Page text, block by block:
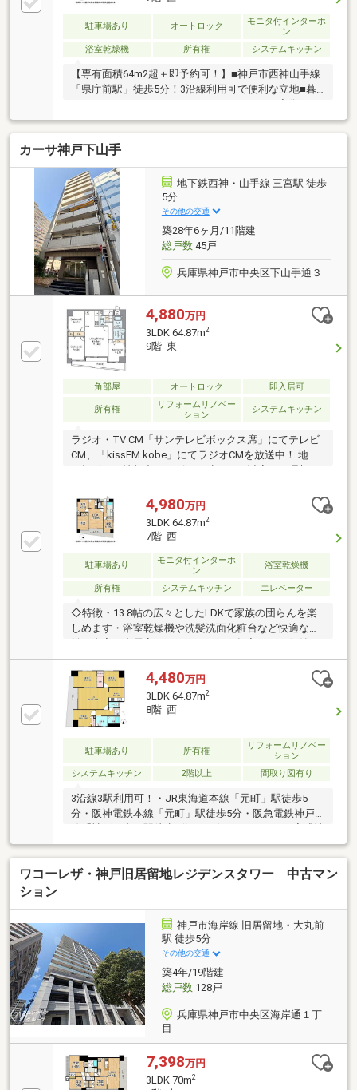
駐車場あり オートロック
モニタ付インターホ
ン
浴室乾燥機
所有権 システムキッチン
【専有面積64m2超＋即予約可！】■神戸市西神山手線
「県庁前駅」徒歩5分！3沿線利用可で便利な立地■暮
らしやすいシステムキッチンやオートロック完備■フ
ルリフォーム歴有！
カーサ神戸下山手
地下鉄西神・山手線 三宮駅 徒歩
5分
その他の交通
築28年6ヶ月/11階建
総戸数45戸
兵庫県神戸市中央区下山手通３
4,880万円
3LDK 64.87m2
9階 東
角部屋 オートロック 即入居可
所有権
リフォームリノベー
ション
システムキッチン
ラジオ・TV CM「サンテレビボックス席」にてテレビ
CM、「kissFM kobe」にてラジオCMを放送中！ 地域
に根ざした情報力とスピード感のある対応で、理想の
住まい探しをサポート致します♪
4,980万円
3LDK 64.87m2
7階 西
駐車場あり
モニタ付インターホ
ン
浴室乾燥機
所有権 システムキッチン エレベーター
◇特徴・13.8帖の広々としたLDKで家族の団らんを楽
しめます・浴室乾燥機や洗髪洗面化粧台など快適な設
備が充実・全居室にクローゼットや押入などの収納ス
ペースを確保◇立地・神戸市立こうべ小学校まで徒歩
約10分・神戸市立神戸生田中学校まで徒歩約7分◆◇
弊社が選ばれる理由◆◇１．お金の扱い方のプロ、フ
ァイナンシャルプランナーが資金計画をサポート！
２．買い替えなどにも対応できる売却専門チームあ
金利になるように審査が可能！４．物件のお引渡し後
プランナーがご提案！
4,480万円
3LDK 64.87m2
8階 西
駐車場あり 所有権
リフォームリノベー
ション
システムキッチン
2階以上 間取り図有り
3沿線3駅利用可！・JR東海道本線「元町」駅徒歩5
分・阪神電鉄本線「元町」駅徒歩5分・阪急電鉄神戸
み！・システムキッチン、洗面化粧台、ユニットバ
ス、温水洗浄機能付トイレ交換・トイレ、洗面室クッ
ションフロア貼替・キッチン、トイレ、洗面室、洋室
ワコーレザ・神戸旧居留地レジデンスタワー 中古マン
ション
神戸市海岸線 旧居留地・大丸前
駅 徒歩5分
その他の交通
築4年/19階建
総戸数128戸
兵庫県神戸市中央区海岸通１丁
目
7,398万円
3LDK 70m2